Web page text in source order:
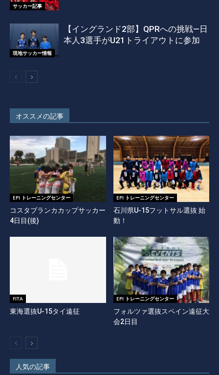
サッカー記事
現地サッカー情報
【イングランド2部】QPRへの挑戦―日
本人3選手がU21トライアウトに参加
オススメの記事
EPI トレーニングセンター
コスタブランカカップサッカー
4日目(後)
EPI トレーニングセンター
石川県U-15フットサル選抜 始
動！
FITA
東海選抜U-15タイ遠征
EPI トレーニングセンター
フォルツァ選抜スペイン遠征大
会2日目
人気の記事